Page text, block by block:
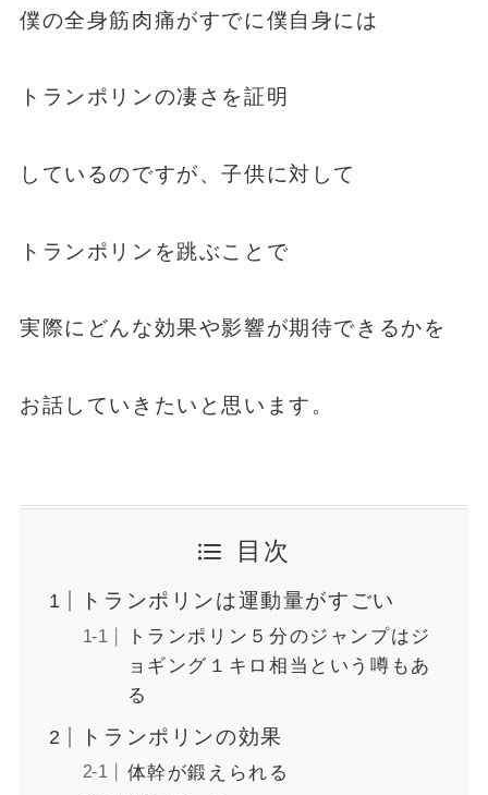
僕の全身筋肉痛がすでに僕自身には
トランポリンの凄さを証明
しているのですが、子供に対して
トランポリンを跳ぶことで
実際にどんな効果や影響が期待できるかを
お話していきたいと思います。
目次
トランポリンは運動量がすごい
トランポリン５分のジャンプはジ
ョギング１キロ相当という噂もあ
る
トランポリンの効果
体幹が鍛えられる